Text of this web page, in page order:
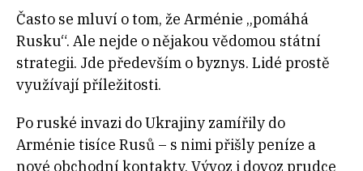
Často se mluví o tom, že Arménie „pomáhá
Rusku“. Ale nejde o nějakou vědomou státní
strategii. Jde především o byznys. Lidé prostě
využívají příležitosti.
Po ruské invazi do Ukrajiny zamířily do
Arménie tisíce Rusů – s nimi přišly peníze a
nové obchodní kontakty. Vývoz i dovoz prudce